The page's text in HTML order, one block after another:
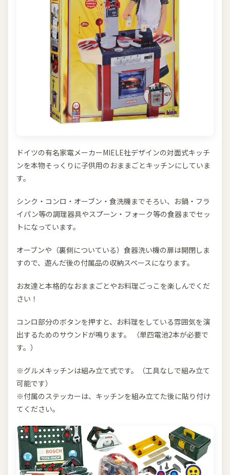
ドイツの有名家電メーカーMIELE社デザインの対面式キッチ
ンを本物そっくりに子供用のおままごとキッチンにしていま
す。
シンク・コンロ・オーブン・食洗機までそろい、お鍋・フラ
イパン等の調理器具やスプーン・フォーク等の食器までセッ
トになっています。
オーブンや（裏側についている）食器洗い機の扉は開閉しま
すので、遊んだ後の付属品の収納スペースになります。
お友達と本格的なおままごとやお料理ごっこを楽しんでくだ
さい！
コンロ部分のボタンを押すと、お料理をしている雰囲気を演
出するためのサウンドが鳴ります。 （単四電池2本が必要で
す。）
※グルメキッチンは組み立て式です。（工具なしで組み立て
可能です）
※付属のステッカーは、キッチンを組み立てた後に貼り付け
てください。